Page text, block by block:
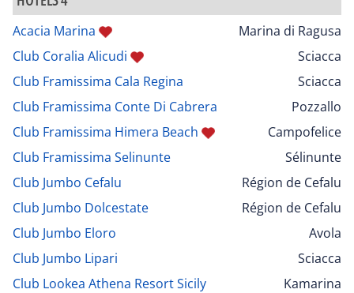
Acacia Marina
Marina di Ragusa
Club Coralia Alicudi
Sciacca
Club Framissima Cala Regina
Sciacca
Club Framissima Conte Di Cabrera
Pozzallo
Club Framissima Himera Beach
Campofelice
Club Framissima Selinunte
Sélinunte
Club Jumbo Cefalu
Région de Cefalu
Club Jumbo Dolcestate
Région de Cefalu
Club Jumbo Eloro
Avola
Club Jumbo Lipari
Sciacca
Club Lookea Athena Resort Sicily
Kamarina